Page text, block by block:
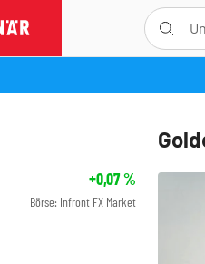
+0,07%
Börse: Infront FX Market